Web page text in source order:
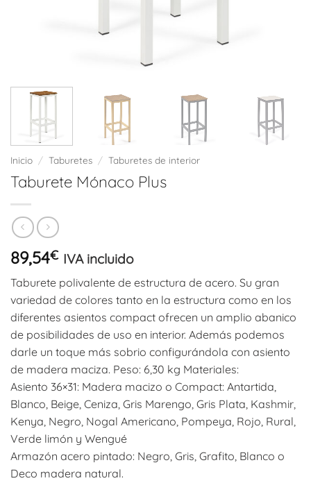
Inicio / Taburetes / Taburetes de interior
Taburete Mónaco Plus
89,54€ IVA incluido
Taburete polivalente de estructura de acero. Su gran
variedad de colores tanto en la estructura como en los
diferentes asientos compact ofrecen un amplio abanico
de posibilidades de uso en interior. Además podemos
darle un toque más sobrio configurándola con asiento
de madera maciza. Peso: 6,30 kg Materiales:
Asiento 36×31: Madera macizo o Compact: Antartida,
Blanco, Beige, Ceniza, Gris Marengo, Gris Plata, Kashmir,
Kenya, Negro, Nogal Americano, Pompeya, Rojo, Rural,
Verde limón y Wengué
Armazón acero pintado: Negro, Gris, Grafito, Blanco o
Deco madera natural.